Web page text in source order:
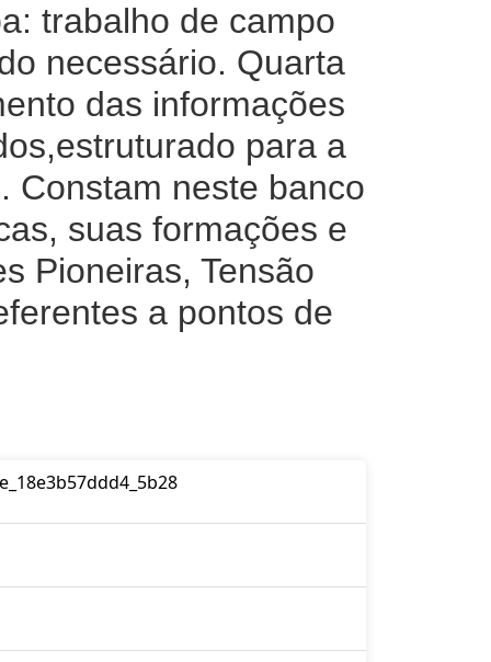
trabalho de campo
necessário. Quarta
das informações
para a
Constam neste banco
suas formações e
Pioneiras, Tensão
a pontos de